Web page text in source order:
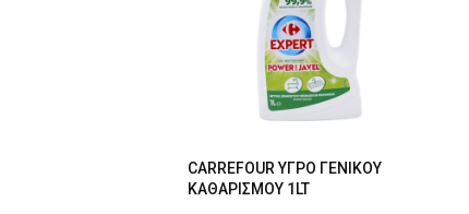
CARREFOUR ΥΓΡΟ ΓΕΝΙΚΟΥ
ΚΑΘΑΡΙΣΜΟΥ 1LT